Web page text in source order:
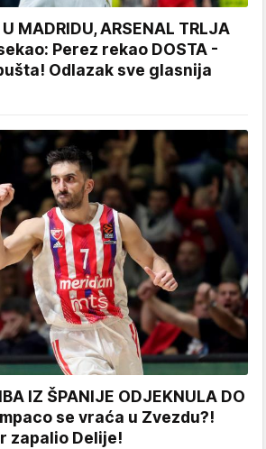
MADRIDU, ARSENAL TRLJA
Perez rekao DOSTA -
Odlazak sve glasnija
IZ ŠPANIJE ODJEKNULA DO
se vraća u Zvezdu?!
zapalio Delije!